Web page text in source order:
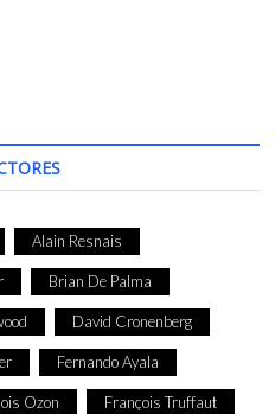
Alain Resnais
Brian De Palma
David Cronenberg
Fernando Ayala
Ozon François Truffaut